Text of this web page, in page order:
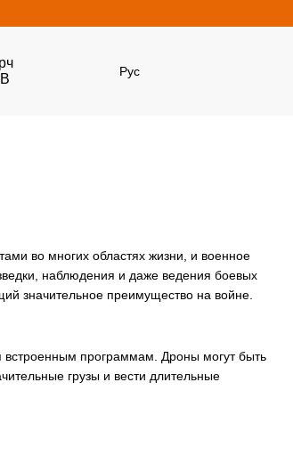
Рус
во многих областях жизни, и военное
наблюдения и даже ведения боевых
значительное преимущество на войне.
встроенным программам. Дроны могут быть
грузы и вести длительные